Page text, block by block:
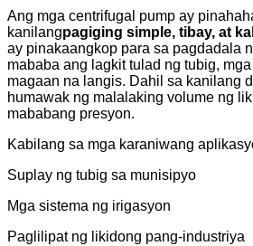
Ang mga centrifugal pump ay
kanilangpagiging simple, tibay, at
ay pinakaangkop para sa pagdadala
mababa ang lagkit tulad ng tubig,
magaan na langis. Dahil sa kanilang
humawak ng malalaking volume ng
mababang presyon.
Kabilang sa mga karaniwang
Suplay ng tubig sa munisipyo
Mga sistema ng irigasyon
Paglilipat ng likidong pang-industriya